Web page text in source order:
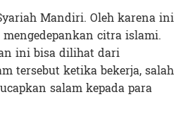
Mandiri. Oleh karena ini
citra islami.
ini bisa dilihat dari
tersebut ketika bekerja, salah
salam kepada para